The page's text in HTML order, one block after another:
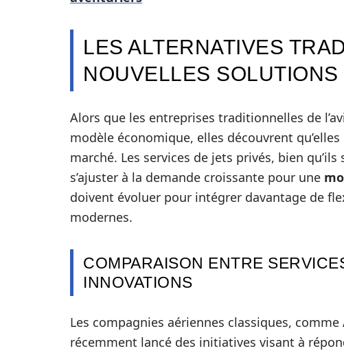
LES ALTERNATIVES
NOUVELLES SOLUTIONS
Alors que les entreprises traditionnelles de
modèle économique, elles découvrent
marché. Les services de jets privés, bien
s’ajuster à la demande croissante pour une
doivent évoluer pour intégrer davantage de
modernes.
COMPARAISON ENTRE
INNOVATIONS
Les compagnies aériennes classiques,
récemment lancé des initiatives visant à